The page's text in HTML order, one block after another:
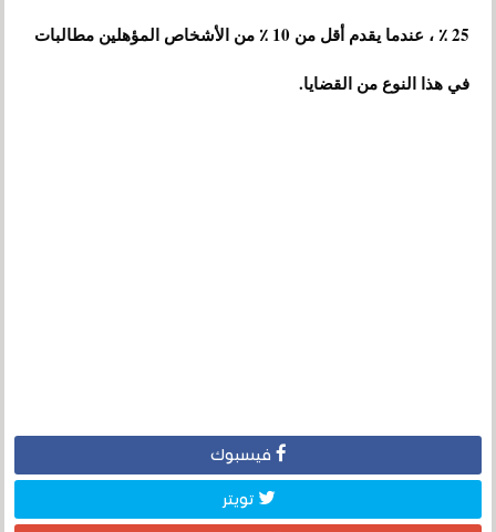
25 ٪ ، عندما يقدم أقل من 10 ٪ من الأشخاص المؤهلين مطالبات
في هذا النوع من القضايا.
فيسبوك
تويتر